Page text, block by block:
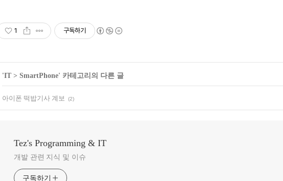
1 구독하기
'IT > SmartPhone' 카테고리의 다른 글
아이폰 떡밥기사 계보 (2)
Tez's Programming & IT
개발 관련 지식 및 이슈
구독하기